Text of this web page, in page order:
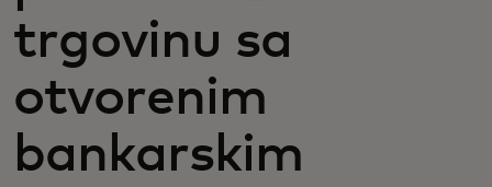
Novosti i trendovi
trgovinu sa
otvorenim
bankarskim